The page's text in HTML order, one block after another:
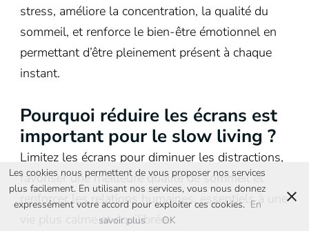
stress, améliore la concentration, la qualité du
sommeil, et renforce le bien-être émotionnel en
permettant d’être pleinement présent à chaque
instant.
Pourquoi réduire les écrans est
important pour le slow living ?
Limitez les écrans pour diminuer les distractions,
favoriser une meilleure qualité de sommeil et
renforcer les relations humaines, essentiels à une
vie plus calme et équilibrée.
Les cookies nous permettent de vous proposer nos services
plus facilement. En utilisant nos services, vous nous donnez
expressément votre accord pour exploiter ces cookies. En
savoir plus
OK